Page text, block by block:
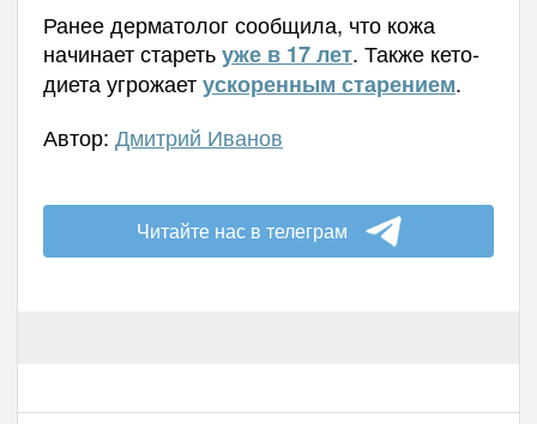
Ранее дерматолог сообщила, что кожа
начинает старетьуже в 17 лет. Также кето-
диета угрожаетускоренным старением.
Автор: Дмитрий Иванов
Читайте нас в телеграм